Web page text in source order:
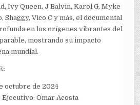
Ivy Queen, J Balvin, Karol G, Myke
Shaggy, Vico C y más, el documental
en los orígenes vibrantes del
mostrando su impacto
mundial.
octubre de 2024
Omar Acosta